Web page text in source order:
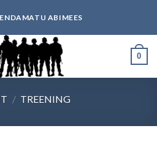
ABIMEES
0
/ TREENING